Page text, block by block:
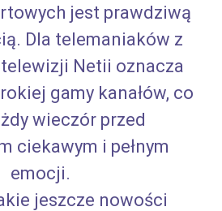
jest prawdziwą
Dla telemaniaków z
telewizji Netii oznacza
gamy kanałów, co
wieczór przed
ciekawym i pełnym
emocji.
jeszcze nowości